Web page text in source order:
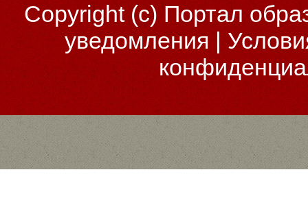
Copyright (c)Портал
уведомления |